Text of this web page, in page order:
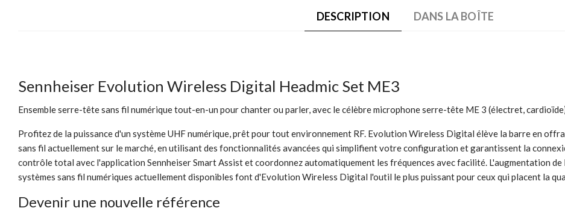
DESCRIPTION DANS LA BOÎTE
Sennheiser Evolution Wireless Digital Headmic Set ME3
Ensemble serre-tête sans fil numérique tout-en-un pour chanter ou parler, avec le célèbre microphone serre-tête ME 3 (électret,
Profitez de la puissance d'un système UHF numérique, prêt pour tout environnement RF. Evolution Wireless Digital élève la barre en
sans fil actuellement sur le marché, en utilisant des fonctionnalités avancées qui simplifient votre configuration et garantissent la
contrôle total avec l'application Sennheiser Smart Assist et coordonnez automatiquement les fréquences avec facilité. L'augmentation de
systèmes sans fil numériques actuellement disponibles font d'Evolution Wireless Digital l'outil le plus puissant pour ceux qui placent la
Devenir une nouvelle référence